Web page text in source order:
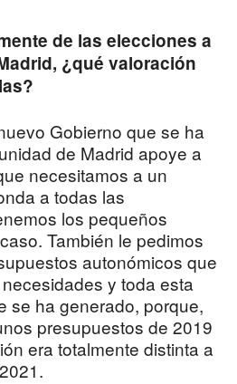
de las elecciones a
¿qué valoración
Gobierno que se ha
de Madrid apoye a
necesitamos a un
a todas las
los pequeños
También le pedimos
autonómicos que
y toda esta
se ha generado, porque,
presupuestos de 2019
era totalmente distinta a